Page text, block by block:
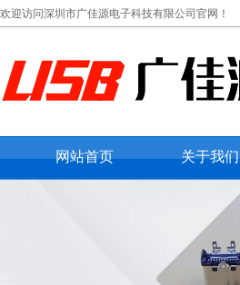
欢迎访问深圳市广佳源电子科技有限公司官网！
网站首页 关于我们
公司概况
联系我们
在线留言